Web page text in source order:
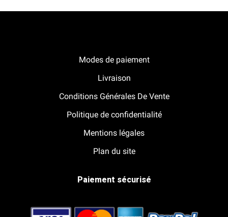
Modes de paiement
Livraison
Conditions Générales De Vente
Politique de confidentialité
Mentions légales
Plan du site
Paiement sécurisé